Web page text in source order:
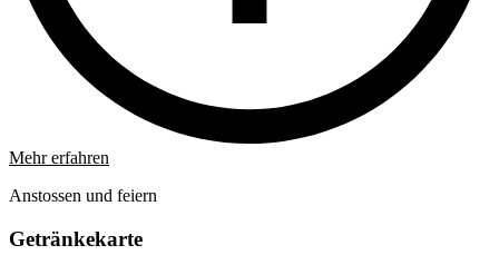
Mehr erfahren
Anstossen und feiern
Getränkekarte